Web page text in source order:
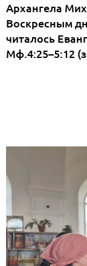
Архангела
Воскресным
читалось
Мф.4:25–5:12